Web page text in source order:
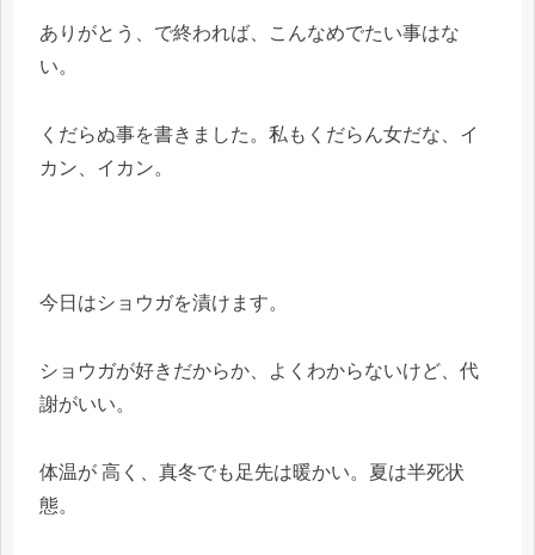
ありがとう、で終われば、こんなめでたい事はな
い。
くだらぬ事を書きました。私もくだらん女だな、イ
カン、イカン。
今日はショウガを漬けます。
ショウガが好きだからか、よくわからないけど、代
謝がいい。
体温が 高く、真冬でも足先は暖かい。夏は半死状
態。